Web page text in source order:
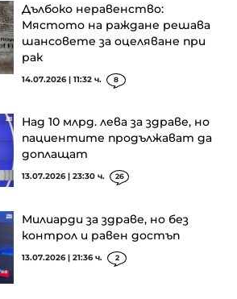
Дълбоко неравенство:
Мястото на раждане решава
шансовете за оцеляване при
рак
14.07.2026 | 11:32 ч. 8
Над 10 млрд. лева за здраве, но
пациентите продължават да
доплащат
13.07.2026 | 23:30 ч. 26
Милиарди за здраве, но без
контрол и равен достъп
13.07.2026 | 21:36 ч. 2